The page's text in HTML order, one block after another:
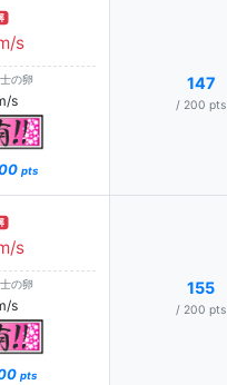
s
の卵
s
pts
147
/ 200 pts
s
の卵
s
pts
155
/ 200 pts